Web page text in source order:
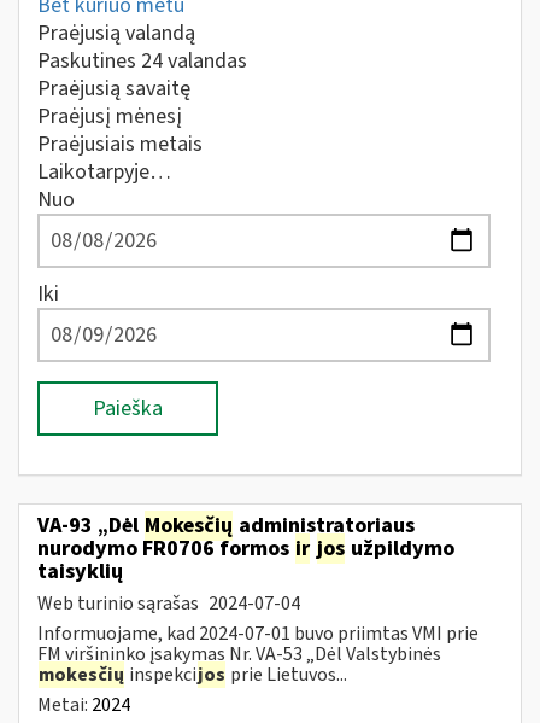
Praėjusią valandą
Paskutines 24 valandas
Praėjusią savaitę
Praėjusį mėnesį
Praėjusiais metais
Laikotarpyje…
Nuo
Iki
Paieška
VA-93 „Dėl Mokesčių administratoriaus
nurodymo FR0706 formos ir jos užpildymo
taisyklių
Web turinio sąrašas 2024-07-04
Informuojame, kad 2024-07-01 buvo priimtas VMI prie
FM viršininko įsakymas Nr. VA-53 „Dėl Valstybinės
mokesčių inspekcijos prie Lietuvos...
Metai: 2024